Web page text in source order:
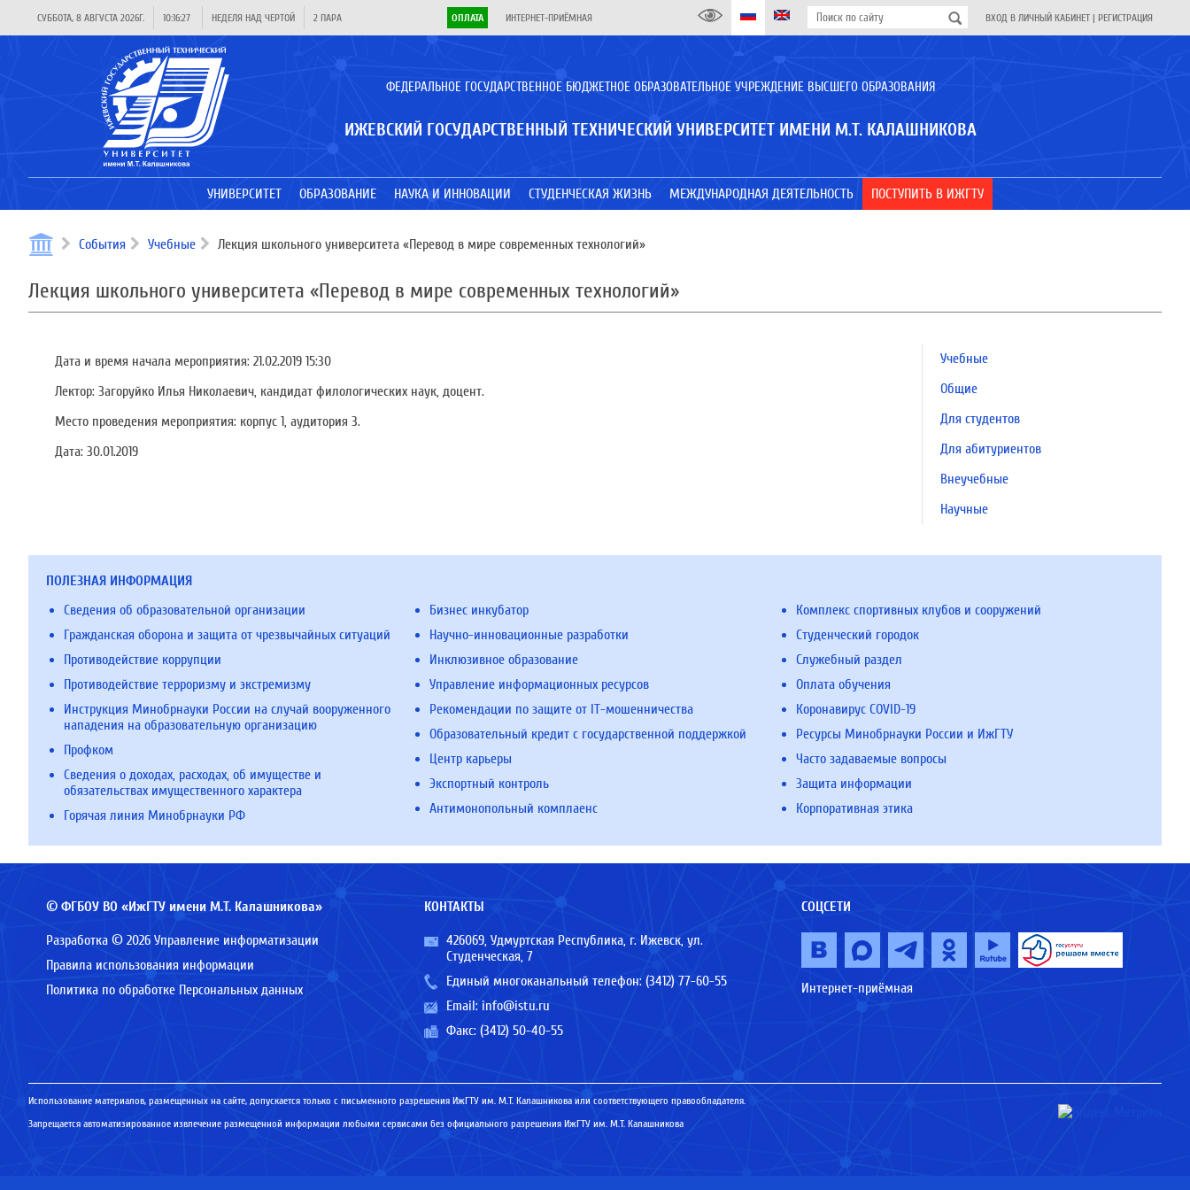
СУББОТА, 8 АВГУСТА 2026Г. 10:16:27 НЕДЕЛЯ НАД ЧЕРТОЙ 2 ПАРА ОПЛАТА ИНТЕРНЕТ-ПРИЁМНАЯ ВХОД В ЛИЧНЫЙ КАБИНЕТ | РЕГИСТРАЦИЯ
ФЕДЕРАЛЬНОЕ ГОСУДАРСТВЕННОЕ БЮДЖЕТНОЕ ОБРАЗОВАТЕЛЬНОЕ УЧРЕЖДЕНИЕ ВЫСШЕГО ОБРАЗОВАНИЯ
ИЖЕВСКИЙ ГОСУДАРСТВЕННЫЙ ТЕХНИЧЕСКИЙ УНИВЕРСИТЕТ ИМЕНИ М.Т. КАЛАШНИКОВА
УНИВЕРСИТЕТ ОБРАЗОВАНИЕ НАУКА И ИННОВАЦИИ СТУДЕНЧЕСКАЯ ЖИЗНЬ МЕЖДУНАРОДНАЯ ДЕЯТЕЛЬНОСТЬ ПОСТУПИТЬ В ИЖГТУ
События Учебные Лекция школьного университета «Перевод в мире современных технологий»
Лекция школьного университета «Перевод в мире современных технологий»
Дата и время начала мероприятия: 21.02.2019 15:30
Лектор: Загоруйко Илья Николаевич, кандидат филологических наук, доцент.
Место проведения мероприятия: корпус 1, аудитория 3.
Дата: 30.01.2019
Учебные
Общие
Для студентов
Для абитуриентов
Внеучебные
Научные
ПОЛЕЗНАЯ ИНФОРМАЦИЯ
Сведения об образовательной организации
Гражданская оборона и защита от чрезвычайных ситуаций
Противодействие коррупции
Противодействие терроризму и экстремизму
Инструкция Минобрнауки России на случай вооруженного
нападения на образовательную организацию
Профком
Сведения о доходах, расходах, об имуществе и
обязательствах имущественного характера
Горячая линия Минобрнауки РФ
Бизнес инкубатор
Научно-инновационные разработки
Инклюзивное образование
Управление информационных ресурсов
Рекомендации по защите от IT-мошенничества
Образовательный кредит с государственной поддержкой
Центр карьеры
Экспортный контроль
Антимонопольный комплаенс
Комплекс спортивных клубов и сооружений
Студенческий городок
Служебный раздел
Оплата обучения
Коронавирус COVID-19
Ресурсы Минобрнауки России и ИжГТУ
Часто задаваемые вопросы
Защита информации
Корпоративная этика
© ФГБОУ ВО «ИжГТУ имени М.Т. Калашникова»
Разработка © 2026 Управление информатизации
Правила использования информации
Политика по обработке Персональных данных
КОНТАКТЫ
426069, Удмуртская Республика, г. Ижевск, ул.
Студенческая, 7
Единый многоканальный телефон: (3412) 77-60-55
Email: info@istu.ru
Факс: (3412) 50-40-55
СОЦСЕТИ
Интернет-приёмная
Использование материалов, размещенных на сайте, допускается только с письменного разрешения ИжГТУ им. М.Т. Калашникова или соответствующего правообладателя.
Запрещается автоматизированное извлечение размещенной информации любыми сервисами без официального разрешения ИжГТУ им. М.Т. Калашникова